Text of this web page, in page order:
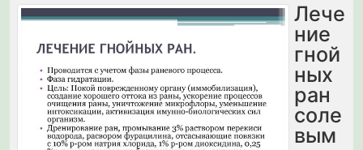
Лече
ние
гной
ных
ран
соле
вым